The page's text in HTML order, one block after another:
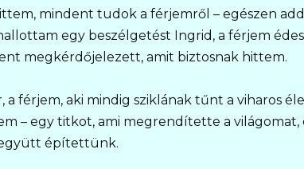
mindent tudok a férjemről – egészen
egy beszélgetést Ingrid, a férjem
megkérdőjelezett, amit biztosnak hittem.
a férjem, aki mindig sziklának tűnt a viharos
– egy titkot, ami megrendítette a
építettünk.